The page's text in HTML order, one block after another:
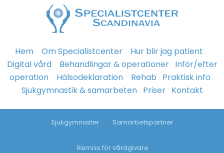
Hem Om Specialistcenter
Hur blir jag patient
Digital vård
Behandlingar & operationer Inför/efter
operation
Hälsodeklaration Rehab
Praktisk info
Sjukgymnastik & samarbeten Priser Kontakt
Sjukgymnaster Samarbetspartner
Remiss för vårdgivare